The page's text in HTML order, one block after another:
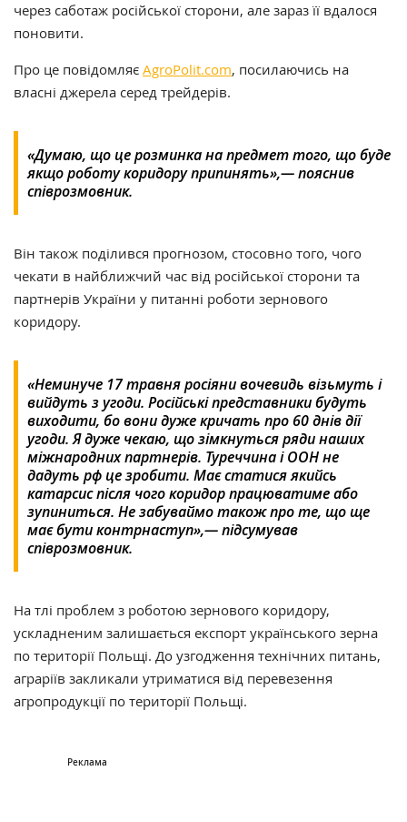
через саботаж російської сторони, але зараз її вдалося
поновити.
Про це повідомляє AgroPolit.com, посилаючись на
власні джерела серед трейдерів.
«Думаю, що це розминка на предмет того, що буде
якщо роботу коридору припинять»,— пояснив
співрозмовник.
Він також поділився прогнозом, стосовно того, чого
чекати в найближчий час від російської сторони та
партнерів України у питанні роботи зернового
коридору.
«Неминуче 17 травня росіяни вочевидь візьмуть і
вийдуть з угоди. Російські представники будуть
виходити, бо вони дуже кричать про 60 днів дії
угоди. Я дуже чекаю, що зімкнуться ряди наших
міжнародних партнерів. Туреччина і ООН не
дадуть рф це зробити. Має статися якийсь
катарсис після чого коридор працюватиме або
зупиниться. Не забуваймо також про те, що ще
має бути контрнаступ»,— підсумував
співрозмовник.
На тлі проблем з роботою зернового коридору,
ускладненим залишається експорт українського зерна
по території Польщі. До узгодження технічних питань,
аграріїв закликали утриматися від перевезення
агропродукції по території Польщі.